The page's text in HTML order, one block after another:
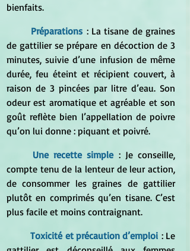
bienfaits.
	Préparations
: La tisane de graines
de gattilier se prépare en décoction de 3
minutes, suivie d’une infusion de même
durée, feu éteint et récipient couvert, à
raison de 3 pincées par litre d’eau. Son
odeur est aromatique et agréable et son
goût reflète bien l’appellation de poivre
qu’on lui donne : piquant et poivré.
	Une recette simple
: Je conseille,
compte tenu de la lenteur de leur action,
de consommer les graines de gattilier
plutôt en comprimés qu’en tisane. C’est
plus facile et moins contraignant.
	Toxicité et précaution d’emploi
: Le